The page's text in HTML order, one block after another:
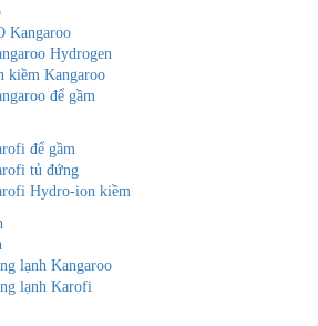
Kangaroo
Hydrogen
kiềm Kangaroo
để gầm
để gầm
tủ đứng
Hydro-ion kiềm
lạnh Kangaroo
lạnh Karofi